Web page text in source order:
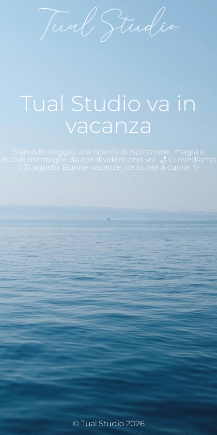
Tual Studio va in
vacanza
Siamo in viaggio, alla ricerca di ispirazione, magia e
nuove meraviglie da condividere con voi. 🌙 Ci rivediamo
il 31 agosto. Buone vacanze, da cuore a cuore. ✨
© Tual Studio 2026